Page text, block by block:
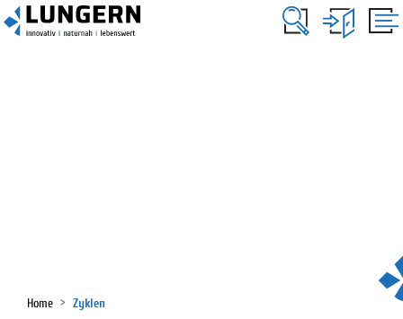
KOPFZEILE
HAUPTNAVIGATION
Home Zyklen(ausgewählt)